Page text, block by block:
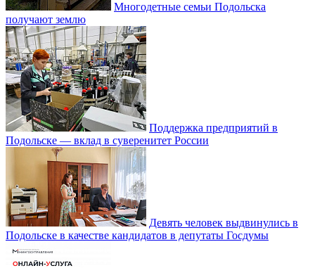
Многодетные семьи Подольска
получают землю
Поддержка предприятий в
Подольске — вклад в суверенитет России
Девять человек выдвинулись в
Подольске в качестве кандидатов в депутаты Госдумы